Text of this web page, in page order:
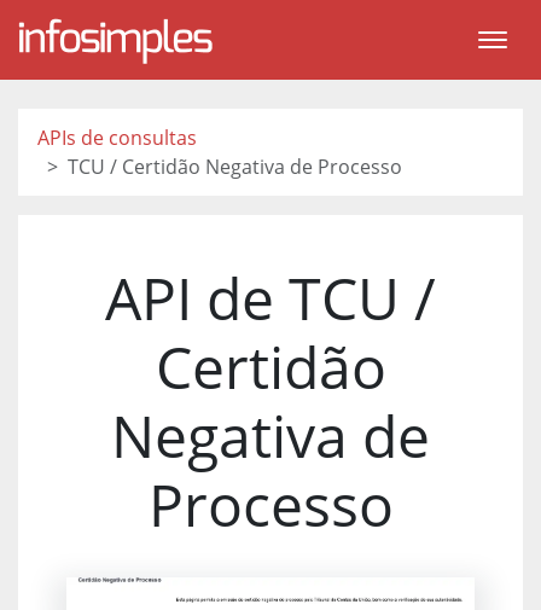
APIs de consultas
TCU / Certidão Negativa de Processo
API de TCU /
Certidão
Negativa de
Processo